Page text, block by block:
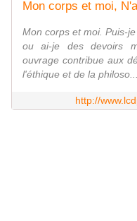
Mon corps et moi. Puis-
ou ai-je des devoirs
ouvrage contribue aux
l'éthique et de la philoso...
http://